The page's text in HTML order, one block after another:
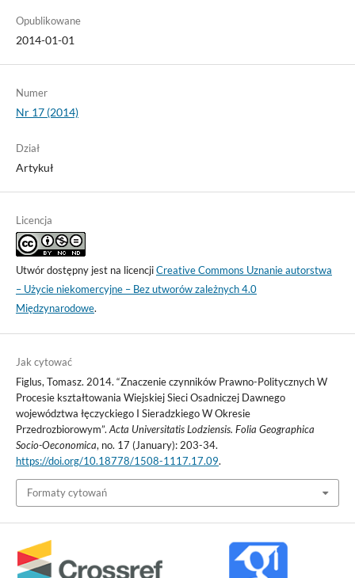
Opublikowane
2014-01-01
Numer
Nr 17 (2014)
Dział
Artykuł
Licencja
Utwór dostępny jest na licencjiCreative Commons Uznanie autorstwa
– Użycie niekomercyjne – Bez utworów zależnych 4.0
Międzynarodowe.
Jak cytować
Figlus, Tomasz. 2014. “Znaczenie czynników Prawno-Politycznych W
Procesie kształtowania Wiejskiej Sieci Osadniczej Dawnego
województwa łęczyckiego I Sieradzkiego W Okresie
Przedrozbiorowym”. Acta Universitatis Lodziensis. Folia Geographica
Socio-Oeconomica, no. 17 (January): 203-34.
https://doi.org/10.18778/1508-1117.17.09.
Formaty cytowań